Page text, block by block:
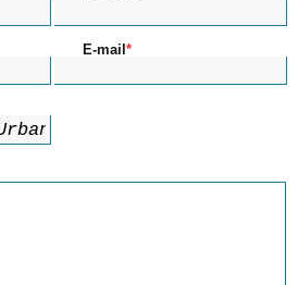
E-mail